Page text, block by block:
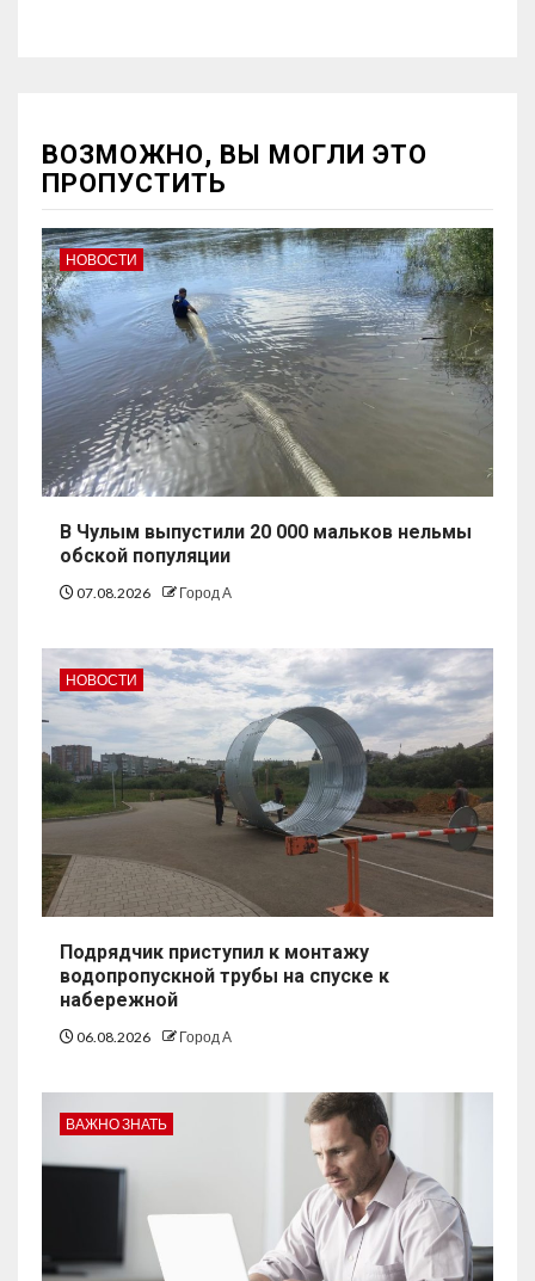
ВОЗМОЖНО, ВЫ МОГЛИ ЭТО
ПРОПУСТИТЬ
НОВОСТИ
В Чулым выпустили 20 000 мальков нельмы
обской популяции
07.08.2026 Город А
НОВОСТИ
Подрядчик приступил к монтажу
водопропускной трубы на спуске к
набережной
06.08.2026 Город А
ВАЖНО ЗНАТЬ